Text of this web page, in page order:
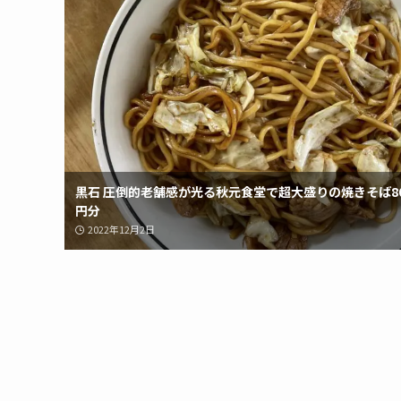
黒石 圧倒的老舗感が光る秋元食堂で超大盛りの焼きそば
円分
2022年12月2日